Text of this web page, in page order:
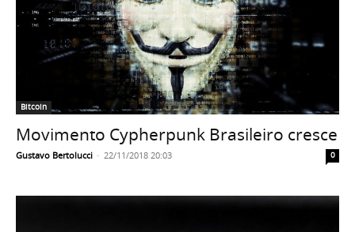
Bitcoin
Movimento Cypherpunk Brasileiro cresce
Gustavo Bertolucci - 22/11/2018 20:03 0